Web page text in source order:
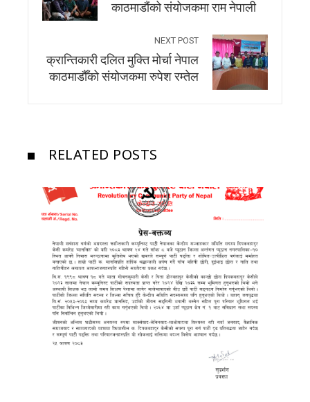
काठमाडौंको संयोजकमा राम नेपाली
NEXT POST
क्रान्तिकारी दलित मुक्ति मोर्चा नेपाल
काठमाडौँको संयोजकमा रुपेश रम्तेल
RELATED POSTS